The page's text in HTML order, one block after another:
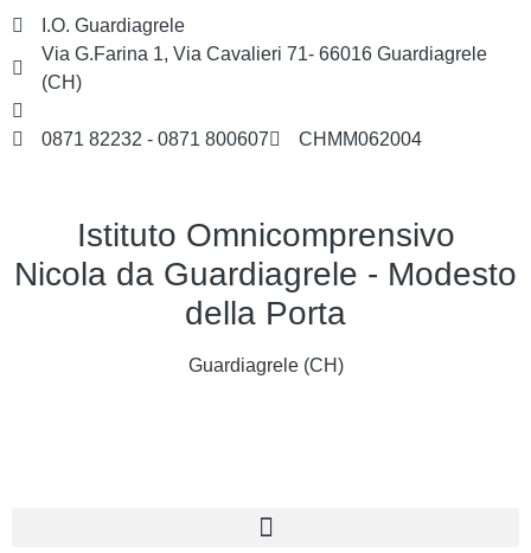
I.O. Guardiagrele
Via G.Farina 1, Via Cavalieri 71- 66016 Guardiagrele
(CH)
0871 82232 - 0871 800607
CHMM062004
Istituto Omnicomprensivo
Nicola da Guardiagrele - Modesto
della Porta
Guardiagrele (CH)